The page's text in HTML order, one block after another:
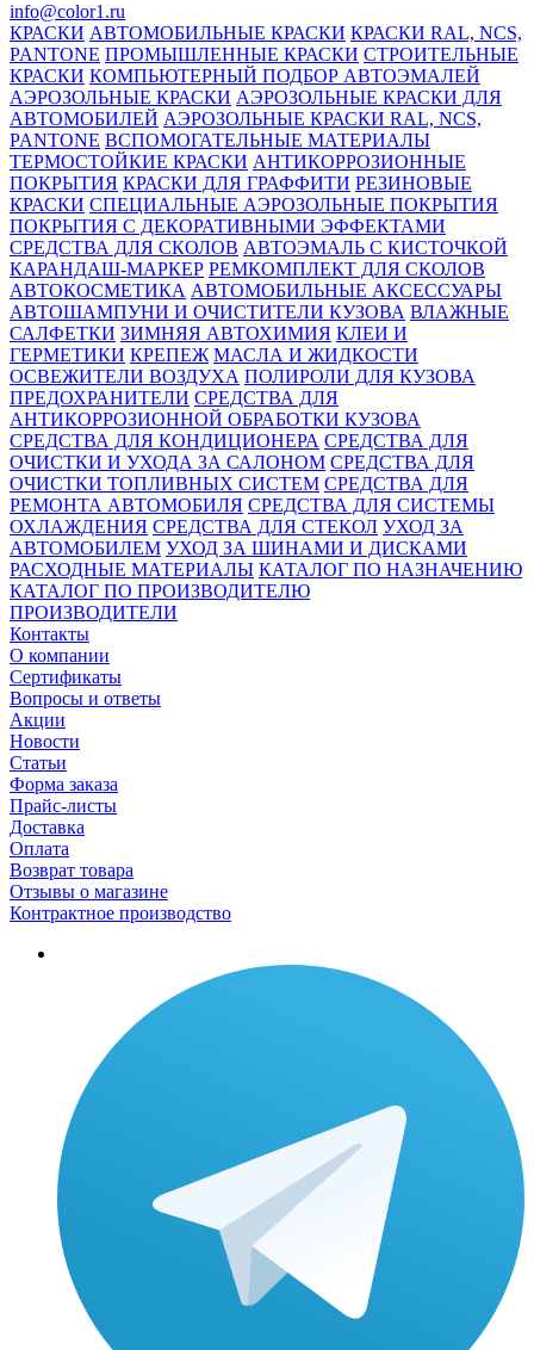
info@color1.ru
КРАСКИ АВТОМОБИЛЬНЫЕ КРАСКИ КРАСКИ RAL, NCS,
PANTONE ПРОМЫШЛЕННЫЕ КРАСКИ СТРОИТЕЛЬНЫЕ
КРАСКИ КОМПЬЮТЕРНЫЙ ПОДБОР АВТОЭМАЛЕЙ
АЭРОЗОЛЬНЫЕ КРАСКИ АЭРОЗОЛЬНЫЕ КРАСКИ ДЛЯ
АВТОМОБИЛЕЙ АЭРОЗОЛЬНЫЕ КРАСКИ RAL, NCS,
PANTONE ВСПОМОГАТЕЛЬНЫЕ МАТЕРИАЛЫ
ТЕРМОСТОЙКИЕ КРАСКИ АНТИКОРРОЗИОННЫЕ
ПОКРЫТИЯ КРАСКИ ДЛЯ ГРАФФИТИ РЕЗИНОВЫЕ
КРАСКИ СПЕЦИАЛЬНЫЕ АЭРОЗОЛЬНЫЕ ПОКРЫТИЯ
ПОКРЫТИЯ С ДЕКОРАТИВНЫМИ ЭФФЕКТАМИ
СРЕДСТВА ДЛЯ СКОЛОВ АВТОЭМАЛЬ С КИСТОЧКОЙ
КАРАНДАШ-МАРКЕР РЕМКОМПЛЕКТ ДЛЯ СКОЛОВ
АВТОКОСМЕТИКА АВТОМОБИЛЬНЫЕ АКСЕССУАРЫ
АВТОШАМПУНИ И ОЧИСТИТЕЛИ КУЗОВА ВЛАЖНЫЕ
САЛФЕТКИ ЗИМНЯЯ АВТОХИМИЯ КЛЕИ И
ГЕРМЕТИКИ КРЕПЕЖ МАСЛА И ЖИДКОСТИ
ОСВЕЖИТЕЛИ ВОЗДУХА ПОЛИРОЛИ ДЛЯ КУЗОВА
ПРЕДОХРАНИТЕЛИ СРЕДСТВА ДЛЯ
АНТИКОРРОЗИОННОЙ ОБРАБОТКИ КУЗОВА
СРЕДСТВА ДЛЯ КОНДИЦИОНЕРА СРЕДСТВА ДЛЯ
ОЧИСТКИ И УХОДА ЗА САЛОНОМ СРЕДСТВА ДЛЯ
ОЧИСТКИ ТОПЛИВНЫХ СИСТЕМ СРЕДСТВА ДЛЯ
РЕМОНТА АВТОМОБИЛЯ СРЕДСТВА ДЛЯ СИСТЕМЫ
ОХЛАЖДЕНИЯ СРЕДСТВА ДЛЯ СТЕКОЛ УХОД ЗА
АВТОМОБИЛЕМ УХОД ЗА ШИНАМИ И ДИСКАМИ
РАСХОДНЫЕ МАТЕРИАЛЫ КАТАЛОГ ПО НАЗНАЧЕНИЮ
КАТАЛОГ ПО ПРОИЗВОДИТЕЛЮ
ПРОИЗВОДИТЕЛИ
Контакты
О компании
Сертификаты
Вопросы и ответы
Акции
Новости
Статьи
Форма заказа
Прайс-листы
Доставка
Оплата
Возврат товара
Отзывы о магазине
Контрактное производство